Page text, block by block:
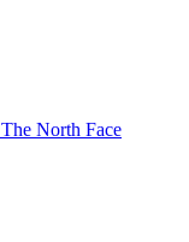
The North Face